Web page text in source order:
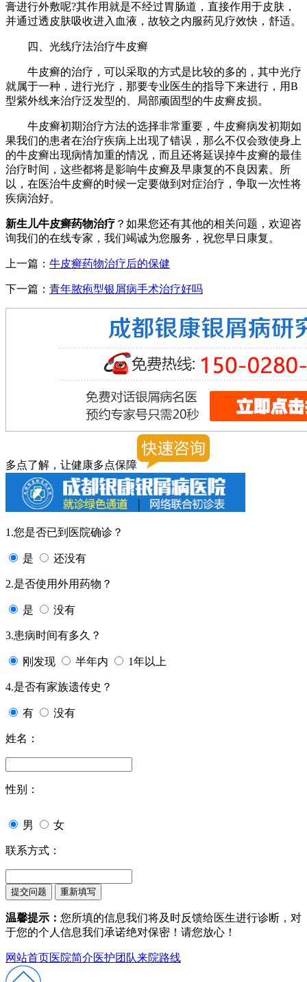
膏进行外敷呢?其作用就是不经过胃肠道，直接作用于皮肤，
并通过透皮肤吸收进入血液，故较之内服药见疗效快，舒适。
四、光线疗法治疗牛皮癣
牛皮癣的治疗，可以采取的方式是比较的多的，其中光疗
就属于一种，进行光疗，那要专业医生的指导下来进行，用B
型紫外线来治疗泛发型的、局部顽固型的牛皮癣皮损。
牛皮癣初期治疗方法的选择非常重要，牛皮癣病发初期如
果我们的患者在治疗疾病上出现了错误，那么不仅会致使身上
的牛皮癣出现病情加重的情况，而且还将延误掉牛皮癣的最佳
治疗时间，这些都将是影响牛皮癣及早康复的不良因素。所
以，在医治牛皮癣的时候一定要做到对症治疗，争取一次性将
疾病治好。
新生儿牛皮癣药物治疗 ？如果您还有其他的相关问题，欢迎咨
询我们的在线专家，我们竭诚为您服务，祝您早日康复。
上一篇： 牛皮癣药物治疗后的保健
下一篇： 青年脓疱型银屑病手术治疗好吗
多点了解，让健康多点保障
1.您是否已到医院确诊？
是 还没有
2.是否使用外用药物？
是 没有
3.患病时间有多久？
刚发现 半年内 1年以上
4.是否有家族遗传史？
有 没有
姓名：
性别：
男 女
联系方式：
温馨提示： 您所填的信息我们将及时反馈给医生进行诊断，对
于您的个人信息我们承诺绝对保密！请您放心！
网站首页医院简介医护团队来院路线